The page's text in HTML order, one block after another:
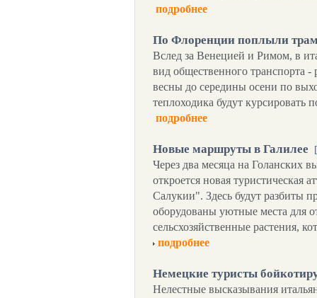
подробнее
По Флоренции поплыли
Вслед за Венецией и Римом, в
вид общественного транспорта
весны до середины осени по
теплоходика будут курсировать
подробнее
Новые маршруты в Галилее
Через два месяца на Голанских
откроется новая туристическая
Салукии". Здесь будут разбиты
оборудованы уютные места для
сельсхозяйственные растения,
подробнее
Немецкие туристы
Нелестные высказывания